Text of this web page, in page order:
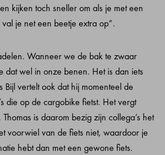
kijken toch sneller om als je met een
je net een beetje extra op”.
Wanneer we de bak te zwaar
dat wel in onze benen. Het is dan iets
Bijl vertelt ook dat hij momenteel de
die op de cargobike fietst. Het vergt
is daarom bezig zijn collega’s het
voorwiel van de fiets niet, waardoor je
hebt dan met een gewone fiets.